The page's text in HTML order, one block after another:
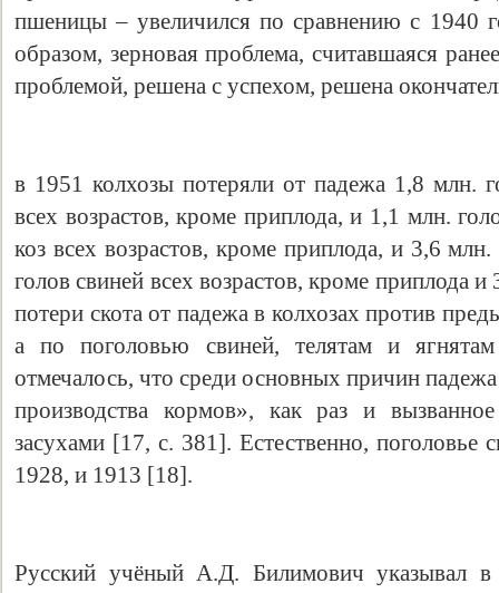
пшеницы – увеличился по сравнению с 1940
образом, зерновая проблема, считавшаяся
проблемой, решена с успехом, решена
в 1951 колхозы потеряли от падежа 1,8 млн.
всех возрастов, кроме приплода, и 1,1 млн.
коз всех возрастов, кроме приплода, и 3,6
голов свиней всех возрастов, кроме приплода
потери скота от падежа в колхозах против
а по поголовью свиней, телятам и
отмечалось, что среди основных причин падежа
производства кормов», как раз и
засухами [17, с. 381]. Естественно, поголовье
1928, и 1913 [18].
Русский учёный А.Д. Билимович указывал в